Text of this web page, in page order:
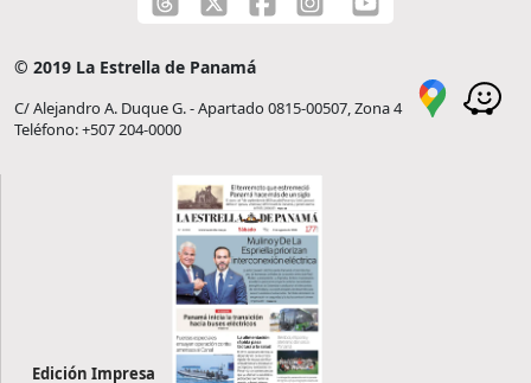
© 2019 La Estrella de Panamá
C/ Alejandro A. Duque G. - Apartado 0815-00507, Zona 4
Teléfono: +507 204-0000
Edición Impresa